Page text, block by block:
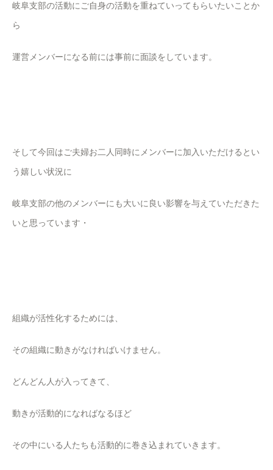
岐阜支部の活動にご自身の活動を重ねていってもらいたいことか
ら
運営メンバーになる前には事前に面談をしています。
そして今回はご夫婦お二人同時にメンバーに加入いただけるとい
う嬉しい状況に
岐阜支部の他のメンバーにも大いに良い影響を与えていただきた
いと思っています・
組織が活性化するためには、
その組織に動きがなければいけません。
どんどん人が入ってきて、
動きが活動的になればなるほど
その中にいる人たちも活動的に巻き込まれていきます。